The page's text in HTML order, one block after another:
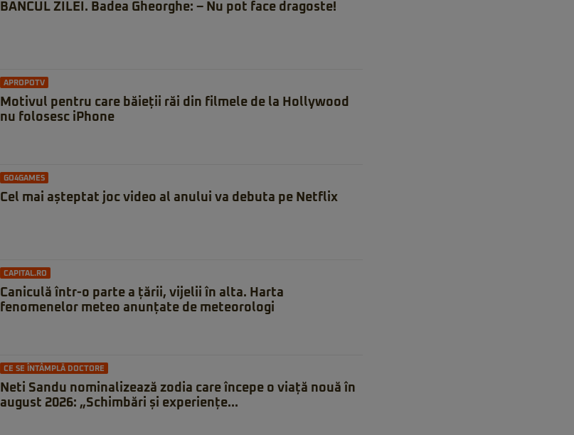
BANCUL ZILEI. Badea Gheorghe: – Nu pot face dragoste!
APROPOTV
Motivul pentru care băieții răi din filmele de la Hollywood
nu folosesc iPhone
GO4GAMES
Cel mai așteptat joc video al anului va debuta pe Netflix
CAPITAL.RO
Caniculă într-o parte a țării, vijelii în alta. Harta
fenomenelor meteo anunțate de meteorologi
CE SE ÎNTÂMPLĂ DOCTORE
Neti Sandu nominalizează zodia care începe o viață nouă în
august 2026: „Schimbări și experiențe...